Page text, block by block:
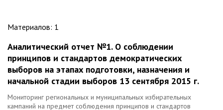
Материалов: 1
Аналитический отчет №1. О соблюдении
принципов и стандартов демократических
выборов на этапах подготовки, назначения и
начальной стадии выборов 13 сентября 2015 г.
Мониторинг региональных и муниципальных избирательных
кампаний на предмет соблюдения принципов и стандартов